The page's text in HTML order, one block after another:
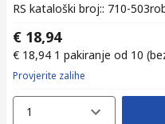
RS kataloški broj:: 710-503
€ 18,94
€ 18,94 1 pakiranje od 10
Provjerite zalihe
1